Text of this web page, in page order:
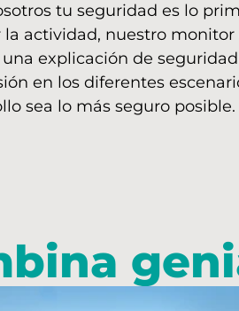
tu seguridad es lo
la actividad, nuestro monitor
explicación de
en los diferentes
sea lo más seguro posible.